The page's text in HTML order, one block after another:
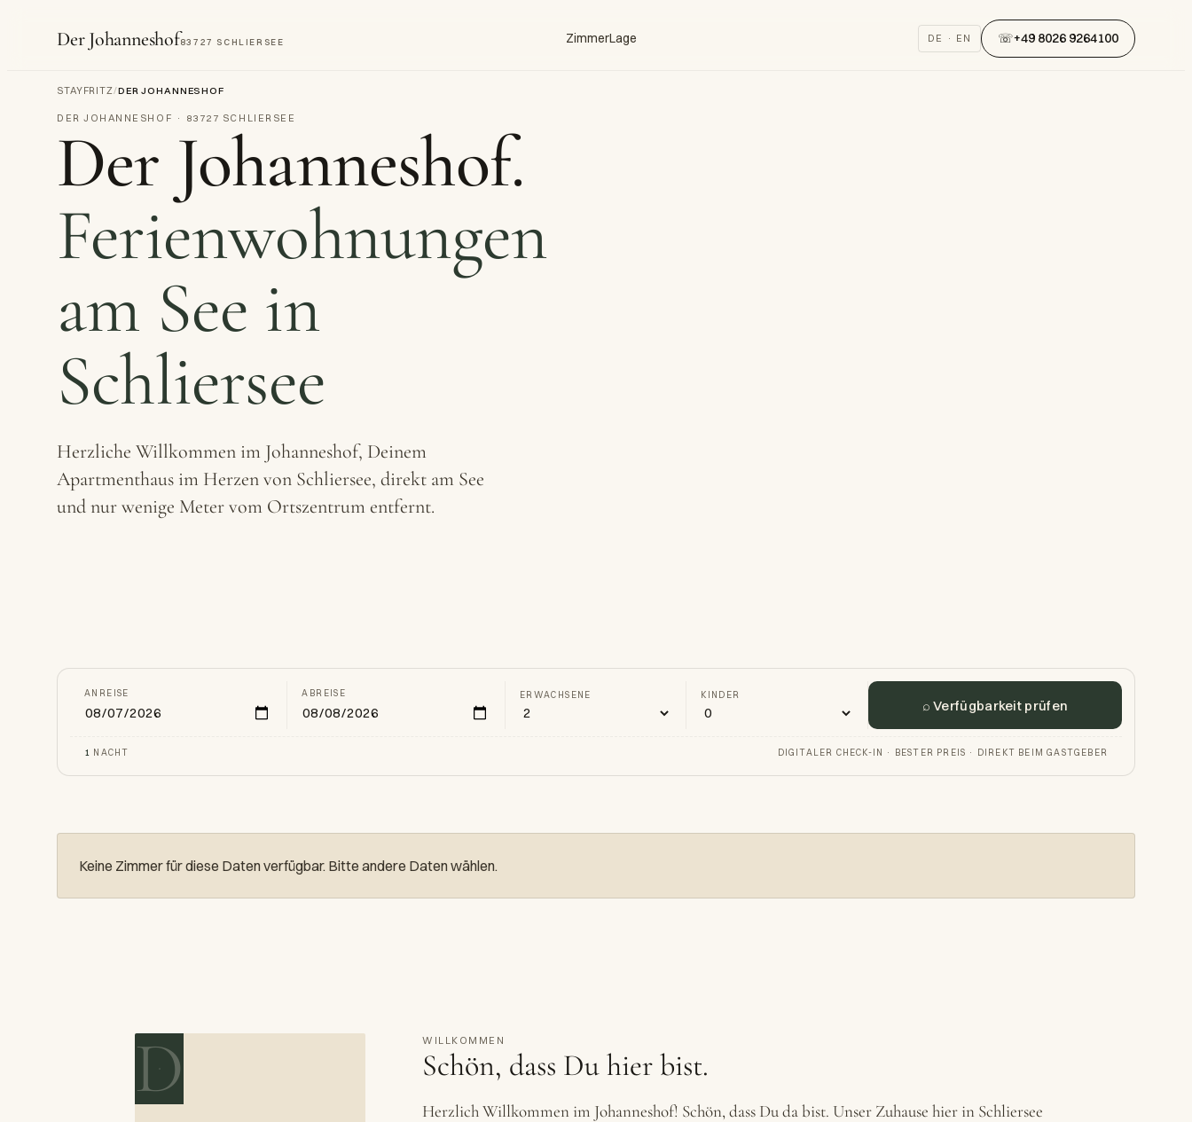
Der Johanneshof83727 SCHLIERSEE ZimmerLage DE · EN ☏+49 8026 9264100
STAYFRITZ/DER JOHANNESHOF
DER JOHANNESHOF · 83727 SCHLIERSEE
Der Johanneshof.
Ferienwohnungen
am See in
Schliersee
Herzliche Willkommen im Johanneshof, Deinem
Apartmenthaus im Herzen von Schliersee, direkt am See
und nur wenige Meter vom Ortszentrum entfernt.
ANREISE ABREISE ERWACHSENE KINDER
⌕ Verfügbarkeit prüfen
1 NACHT DIGITALER CHECK-IN · BESTER PREIS · DIREKT BEIM GASTGEBER
Keine Zimmer für diese Daten verfügbar. Bitte andere Daten wählen.
D WILLKOMMEN
Schön, dass Du hier bist.
Herzlich Willkommen im Johanneshof! Schön, dass Du da bist. Unser Zuhause hier in Schliersee